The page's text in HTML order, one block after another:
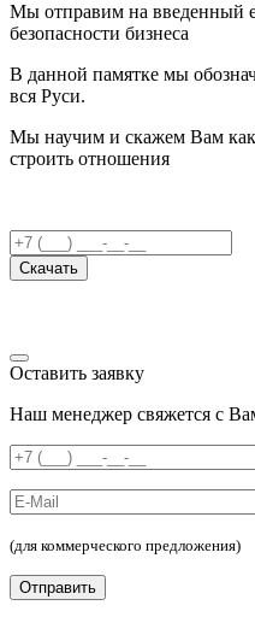
Мы отправим на введенный
безопасности бизнеса
В данной памятке мы
вся Руси.
Мы научим и скажем Вам как
строить отношения
Скачать
Оставить заявку
Наш менеджер свяжется с
(для коммерческого предложения)